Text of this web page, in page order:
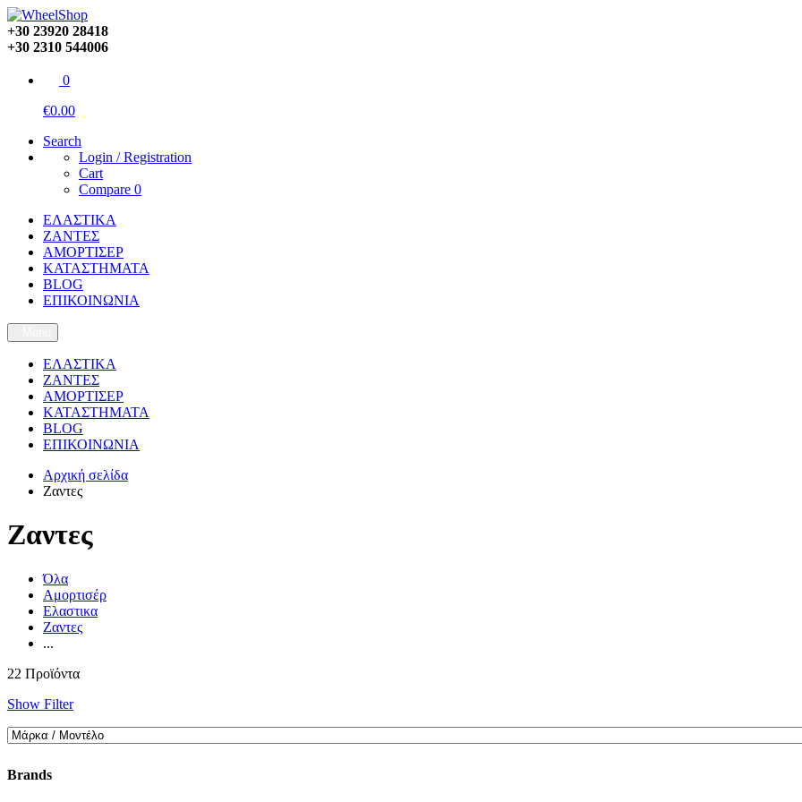
+30 23920 28418
+30 2310 544006
0
€0.00
Search
Login / Registration
Cart
Compare 0
ΕΛΑΣΤΙΚΑ
ΖΑΝΤΕΣ
ΑΜΟΡΤΙΣΕΡ
ΚΑΤΑΣΤΗΜΑΤΑ
BLOG
ΕΠΙΚΟΙΝΩΝΙΑ
ΕΛΑΣΤΙΚΑ
ΖΑΝΤΕΣ
ΑΜΟΡΤΙΣΕΡ
ΚΑΤΑΣΤΗΜΑΤΑ
BLOG
ΕΠΙΚΟΙΝΩΝΙΑ
Αρχική σελίδα
Ζαντες
Ζαντες
Όλα
Αμορτισέρ
Ελαστικα
Ζαντες
...
22 Προϊόντα
Show Filter
Brands